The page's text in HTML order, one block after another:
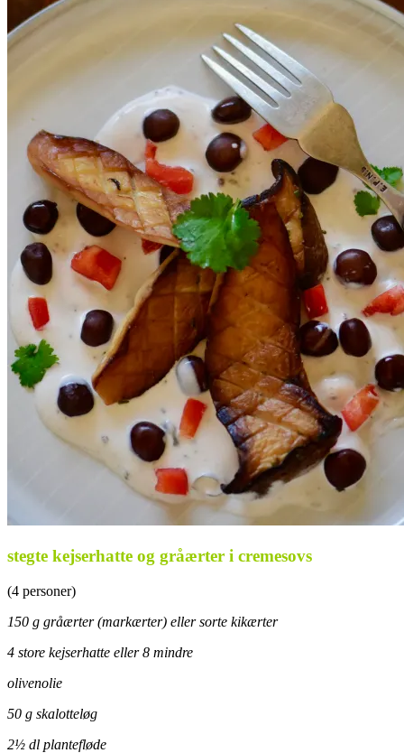
stegte kejserhatte og gråærter i cremesovs
(4 personer)
150 g gråærter (markærter) eller sorte kikærter
4 store kejserhatte eller 8 mindre
olivenolie
50 g skalotteløg
2½ dl plantefløde